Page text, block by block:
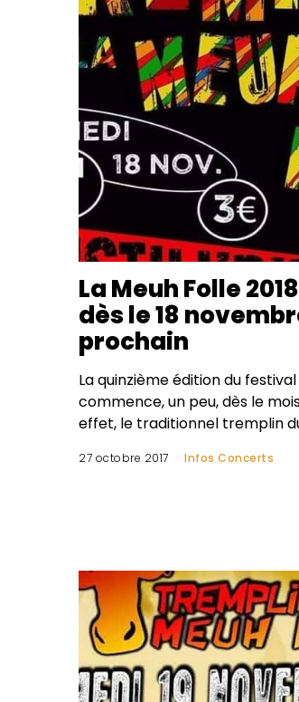
La Meuh Folle
dès le 18
prochain
La quinzième édition du
commence, un peu, dès le
effet, le traditionnel tremplin
27 octobre 2017 Infos Concerts